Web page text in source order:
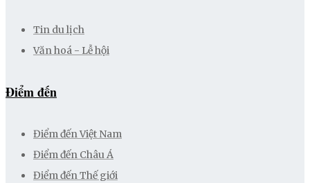
Tin du lịch
Văn hoá - Lễ hội
Điểm đến
Điểm đến Việt Nam
Điểm đến Châu Á
Điểm đến Thế giới